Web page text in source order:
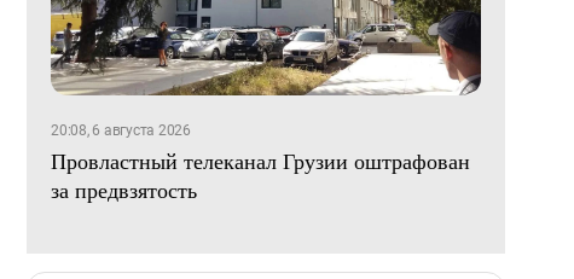
20:08, 6 августа 2026
Провластный телеканал Грузии оштрафован
за предвзятость